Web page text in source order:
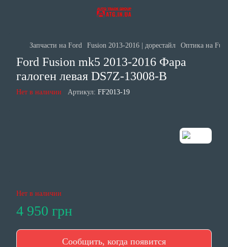
Запчасти на Ford Fusion 2013-2016 | дорестайл Оптика на
Ford Fusion mk5 2013-2016 Фара
галоген левая DS7Z-13008-B
Нет в наличии Артикул: FF2013-19
Нет в наличии
4 950 грн
Сообщить, когда появится